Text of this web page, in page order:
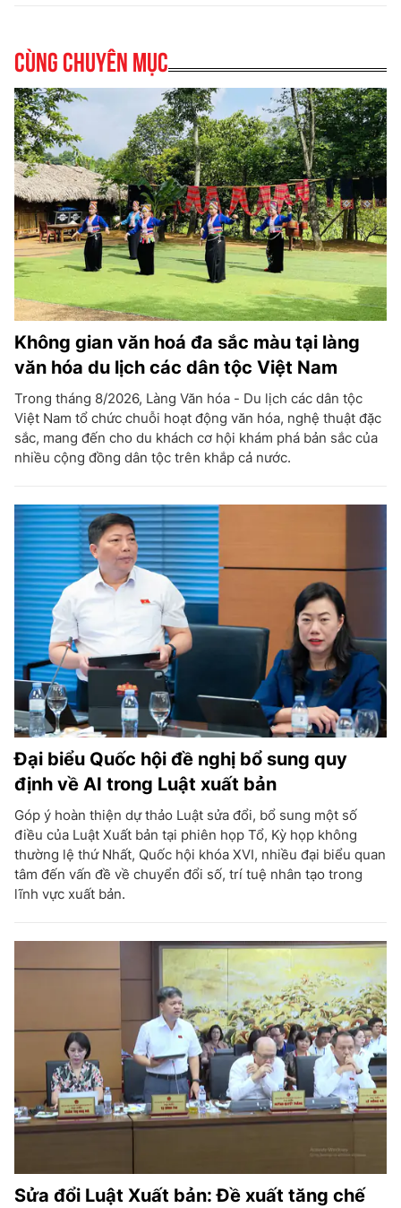
Cùng chuyên mục
Không gian văn hoá đa sắc màu tại làng
văn hóa du lịch các dân tộc Việt Nam
Trong tháng 8/2026, Làng Văn hóa - Du lịch các dân tộc
Việt Nam tổ chức chuỗi hoạt động văn hóa, nghệ thuật đặc
sắc, mang đến cho du khách cơ hội khám phá bản sắc của
nhiều cộng đồng dân tộc trên khắp cả nước.
Đại biểu Quốc hội đề nghị bổ sung quy
định về AI trong Luật xuất bản
Góp ý hoàn thiện dự thảo Luật sửa đổi, bổ sung một số
điều của Luật Xuất bản tại phiên họp Tổ, Kỳ họp không
thường lệ thứ Nhất, Quốc hội khóa XVI, nhiều đại biểu quan
tâm đến vấn đề về chuyển đổi số, trí tuệ nhân tạo trong
lĩnh vực xuất bản.
Sửa đổi Luật Xuất bản: Đề xuất tăng chế